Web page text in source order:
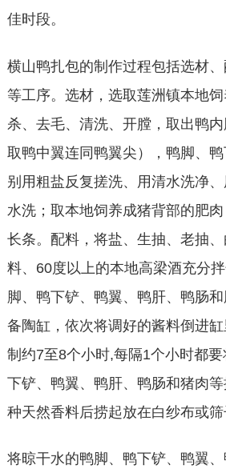
佳时段。
横山鸭扎包的制作过程包括选材
等工序。选材，选取莲洲镇本地
杀、去毛、清洗、开膛，取出鸭
取鸭中翼连同鸭翼尖），鸭脚、
别用粗盐反复搓洗、用清水洗净
水洗；取本地饲养成猪背部的肥
长条。配料，将盐、生抽、老抽
料、60度以上的本地高梁酒充分
脚、鸭下铲、鸭翼、鸭肝、鸭肠
备陶缸，依次将调好的酱料倒进
制约7至8个小时,每隔1个小时都
下铲、鸭翼、鸭肝、鸭肠和猪肉
种天然香料后捞起放在白纱布或筛
将晾干水的鸭脚、鸭下铲、鸭翼